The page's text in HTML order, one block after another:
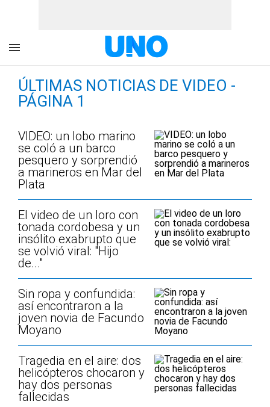
ÚLTIMAS NOTICIAS DE VIDEO -
PÁGINA 1
VIDEO: un lobo marino
se coló a un barco
pesquero y sorprendió
a marineros en Mar del
Plata
El video de un loro con
tonada cordobesa y un
insólito exabrupto que
se volvió viral: "Hijo
de..."
Sin ropa y confundida:
así encontraron a la
joven novia de Facundo
Moyano
Tragedia en el aire: dos
helicópteros chocaron y
hay dos personas
fallecidas